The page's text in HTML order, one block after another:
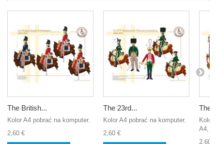
The British...
Kolor A4 pobrać na komputer.
2,60 €
The 23rd...
Kolor A4 pobrać na komputer.
2,60 €
The
A4,
2,60 €